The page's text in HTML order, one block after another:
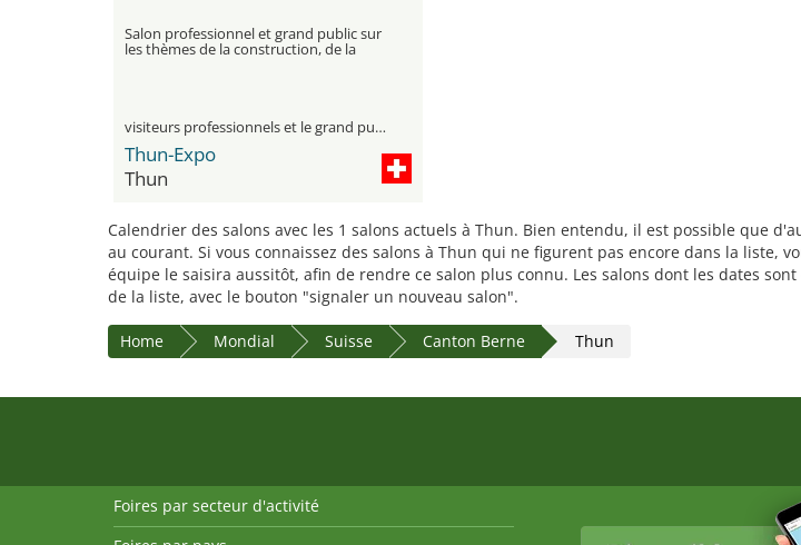
Salon professionnel et grand public sur
les thèmes de la construction, de la
visiteurs professionnels et le grand public
Thun-Expo
Thun
Calendrier des salons avec les 1 salons actuels à Thun. Bien entendu, il est possible que
au courant. Si vous connaissez des salons à Thun qui ne figurent pas encore dans la liste,
équipe le saisira aussitôt, afin de rendre ce salon plus connu. Les salons dont les dates
de la liste, avec le bouton "signaler un nouveau salon".
Home Mondial Suisse Canton Berne Thun
Foires par secteur d'activité